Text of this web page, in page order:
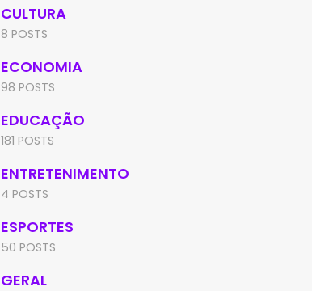
CULTURA
8 POSTS
ECONOMIA
98 POSTS
EDUCAÇÃO
181 POSTS
ENTRETENIMENTO
4 POSTS
ESPORTES
50 POSTS
GERAL